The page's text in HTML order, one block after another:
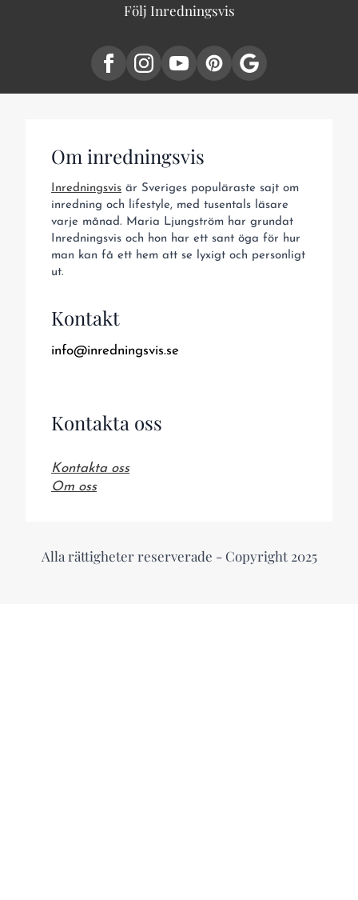
Följ Inredningsvis
Om inredningsvis
Inredningsvis är Sveriges populäraste sajt om
inredning och lifestyle, med tusentals läsare
varje månad. Maria Ljungström har grundat
Inredningsvis och hon har ett sant öga för hur
man kan få ett hem att se lyxigt och personligt
ut.
Kontakt
info@inredningsvis.se
Kontakta oss
Kontakta oss
Om oss
Alla rättigheter reserverade - Copyright 2025